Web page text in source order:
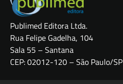
Publimed Editora Ltda.
Rua Felipe Gadelha, 104
Sala 55 – Santana
CEP: 02012-120 – São Paulo/SP